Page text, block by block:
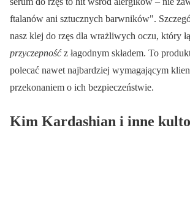
ftalanów ani sztucznych barwników .
nasz klej do rzęs dla wrażliwych oczu, który
przyczepnośćz łagodnym składem. To
polecać nawet najbardziej wymagającym
przekonaniem o ich bezpieczeństwie.
Kim Kardashian i inne